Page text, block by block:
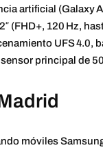
artificial (Galaxy
(FHD+, 120 Hz,
UFS 4.0,
principal de
móviles